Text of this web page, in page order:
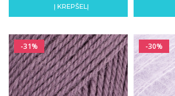
Į KREPŠELĮ
-31% -30%